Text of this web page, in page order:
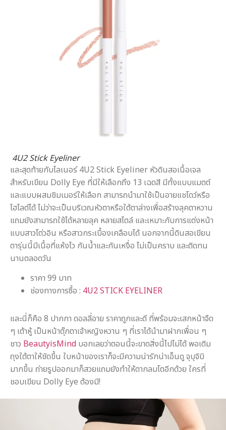
4U2 Stick Eyeliner
และสุดท้ายกับไลเนอร์ 4U2 Stick Eyeliner หัวดินสอเนื้อเจล
สำหรับเขียน Dolly Eye ที่มีให้เลือกถึง 13 เฉดสี มีทั้งแบบแมตต์
และแบบผสมชิมเมอร์ให้เลือก สามารถนำมาใช้เป็นอายแชโดว์หรือ
ไฮไลต์ได้ ไม่ว่าจะเป็นบริเวณหัวตาหรือใต้ตาล่างเพื่อสร้างลุคตาหวาน
แถมยังสามารถใช้ได้หลายลุค หลายสไตล์ และเหมาะกับการแต่งหน้า
แบบสาวโต่วอิน หรือสาวกระเบื้องเคลือบได้ นอกจากนี้ดินสอเขียน
ตารุ่นนี้มีเนื้อที่แห้งไว กันน้ำและกันเหงื่อ ไม่เป็นคราบ และติดทน
นานตลอดวัน
ราคา 99 บาท
ช่องทางการซื้อ : 4U2 STICK EYELINER
และนี่ก็คือ 8 ปากกา ดอลลี่อาย ราคาถูกและดี ที่พร้อมจะเสกหน้าจืด
ๆ เต้าหู้ เป็นหน้าตุ๊กตาเจ้าหญิงหวาน ๆ ที่เราได้นำมาฝากเพื่อน ๆ
ชาว BeautyisMind บอกเลยว่าตอนนี้จะขาดสิ่งนี้ไปไม่ได้ พอเติม
ถุงใต้ตาให้ชัดขึ้น ใบหน้าของเราก็จะมีความน่ารักน่าเอ็นดู จุบุจิบิ
มากขึ้น ถ่ายรูปออกมาก็สวยแถมยังทำให้ตากลมโตอีกด้วย ใครที่
ชอบเขียน Dolly Eye ต้องมี!